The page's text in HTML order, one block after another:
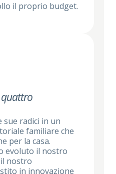
il proprio budget.
quattro
sue radici in un
familiare che
per la casa.
evoluto il nostro
nostro
in innovazione